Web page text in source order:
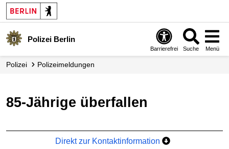
Polizei Berlin
Barrierefrei Suche Menü
Polizei Polizei­meldungen
85-Jährige überfallen
Direkt zur Kontaktinformation